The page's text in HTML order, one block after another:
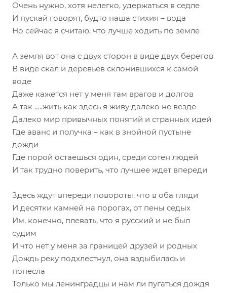
Очень нужно, хотя нелегко, удержаться в седле
И пускай говорят, будто наша стихия – вода
Но сейчас я считаю, что лучше ходить по земле
А земля вот она с двух сторон в виде двух берегов
В виде скал и деревьев склонившихся к самой
воде
Даже кажется нет у меня там врагов и долгов
А так …..жить как здесь я живу далеко не везде
Далеко мир привычных понятий и странных идей
Где аванс и получка – как в знойной пустыне
дожди
Где порой остаешься один, среди сотен людей
И так трудно поверить, что лучшее ждет впереди
Здесь ждут впереди повороты, что в оба гляди
И десятки камней на порогах, от пены седых
Им, конечно, плевать, что я русский и не был
судим
И что нет у меня за границей друзей и родных
Дождь реку подхлестнул, она вздыбилась и
понесла
Только мы ленинградцы и нам ли пугаться дождя